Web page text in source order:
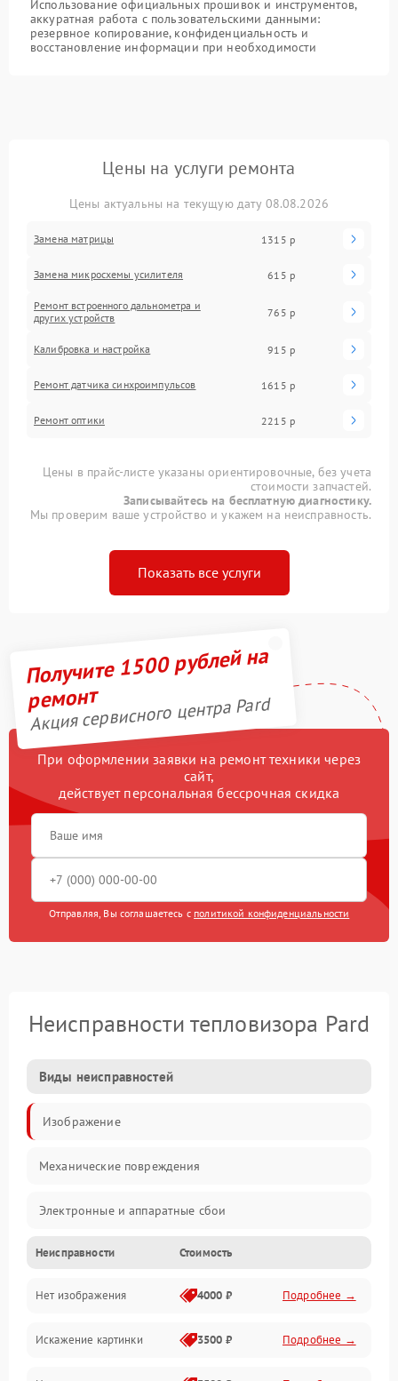
Использование официальных прошивок и инструментов,
аккуратная работа с пользовательскими данными:
резервное копирование, конфиденциальность и
восстановление информации при необходимости
Цены на услуги ремонта
Цены актуальны на текущую дату 08.08.2026
Замена матрицы 1315 р
Замена микросхемы усилителя 615 р
Ремонт встроенного дальнометра и
других устройств
765 р
Калибровка и настройка 915 р
Ремонт датчика синхроимпульсов 1615 р
Ремонт оптики 2215 р
Цены в прайс-листе указаны ориентировочные, без учета
стоимости запчастей.
Записывайтесь на бесплатную диагностику.
Мы проверим ваше устройство и укажем на неисправность.
Показать все услуги
Получите 1500 рублей на
ремонт
Акция сервисного центра Pard
При оформлении заявки на ремонт техники через
сайт,
действует персональная бессрочная скидка
Отправляя, Вы соглашаетесь с политикой конфиденциальности
Неисправности тепловизора Pard
Виды неисправностей
Изображение
Механические повреждения
Электронные и аппаратные сбои
Неисправности сенсора и оптики
Программные ошибки
Электропитание
Неисправности Стоимость
Нет изображения 4000 ₽ Подробнее →
Искажение картинки 3500 ₽ Подробнее →